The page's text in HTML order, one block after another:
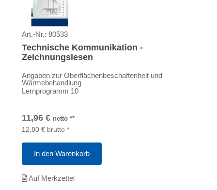
Art.-Nr.: 80533
Technische Kommunikation -
Zeichnungslesen
Angaben zur Oberflächenbeschaffenheit und
Wärmebehandlung
Lernprogramm 10
11,96 € netto **
12,80 € brutto *
In den Warenkorb
Auf Merkzettel